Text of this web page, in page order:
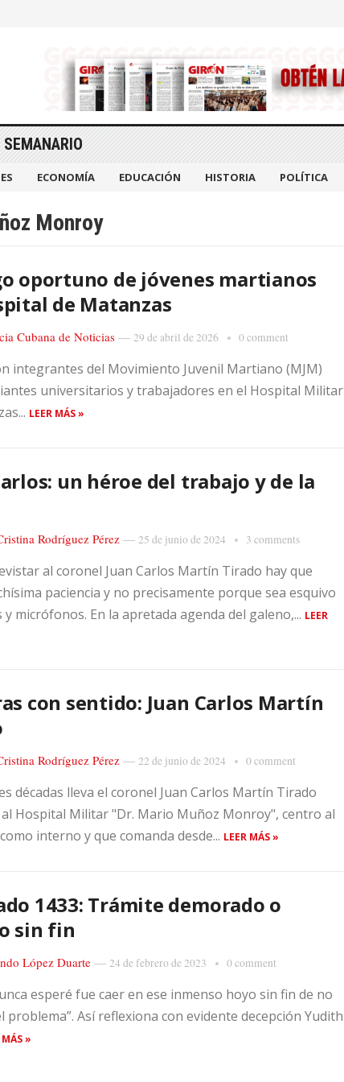
SEMANARIO
ECONOMÍA EDUCACIÓN HISTORIA POLÍTICA
Monroy
oportuno de jóvenes martianos
de Matanzas
Cubana de Noticias — 29 de abril de 2026 0 comment
integrantes del Movimiento Juvenil Martiano (MJM)
universitarios y trabajadores en el Hospital Militar
LEER MÁS »
un héroe del trabajo y de la
Rodríguez Pérez— 25 de junio de 2024 3 comments
al coronel Juan Carlos Martín Tirado hay que
paciencia y no precisamente porque sea esquivo
y micrófonos. En la apretada agenda del galeno,... LEER
con sentido: Juan Carlos Martín
Rodríguez Pérez— 22 de junio de 2024 0 comment
décadas lleva el coronel Juan Carlos Martín Tirado
Hospital Militar "Dr. Mario Muñoz Monroy", centro al
interno y que comanda desde... LEER MÁS »
1433: Trámite demorado o
sin fin
López Duarte — 24 de febrero de 2023 0 comment
esperé fue caer en ese inmenso hoyo sin fin de no
problema”. Así reflexiona con evidente decepción Yudith
MÁS »